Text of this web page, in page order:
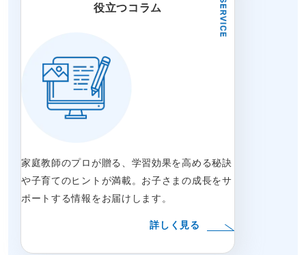
役立つコラム
家庭教師のプロが贈る、学習効果を高める秘訣
や子育てのヒントが満載。お子さまの成長をサ
ポートする情報をお届けします。
詳しく見る